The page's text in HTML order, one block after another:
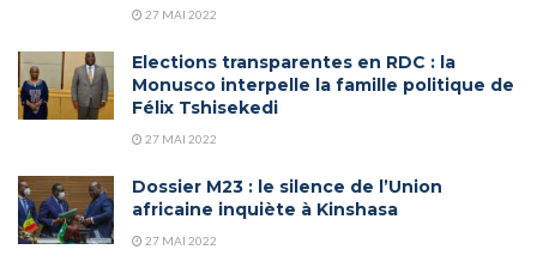
27 MAI 2022
Elections transparentes en RDC : la
Monusco interpelle la famille politique de
Félix Tshisekedi
27 MAI 2022
Dossier M23 : le silence de l’Union
africaine inquiète à Kinshasa
27 MAI 2022